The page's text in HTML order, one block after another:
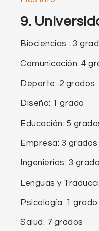
9.
Biociencias : 3
Comunicación: 4
Deporte: 2 grados
Diseño: 1 grado
Educación: 5
Empresa: 3 grados
Ingenierías: 3
Lenguas y
Psicología: 1 grado
Salud: 7 grados